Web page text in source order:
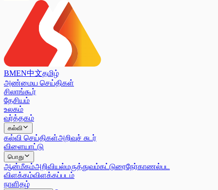
BMEN中文தமிழ்
அண்மைய செய்திகள்
சிலாங்கூர்
தேசியம்
உலகம்
வர்த்தகம்
கல்வி
கல்வி செய்திகள்அறிவுச் சுடர்
விளையாட்டு
பொது
ஆன்மீகம்அறிவியல்மருத்துவம்கட்டுரைநேர்காணல்பட
விளக்கம்விளக்கப்படம்
நாளிதழ்